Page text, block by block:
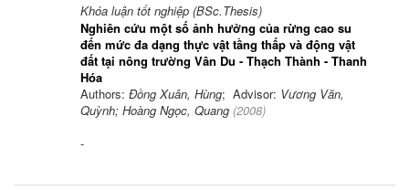
Khóa luận tốt nghiệp (BSc.Thesis)
Nghiên cứu một số ảnh hưởng của rừng cao su
đến mức đa dạng thực vật tầng thấp và động vật
đất tại nông trường Vân Du - Thạch Thành - Thanh
Hóa
Authors: Đồng Xuân, Hùng; Advisor: Vương Văn,
Quỳnh; Hoàng Ngọc, Quang (2008)
-